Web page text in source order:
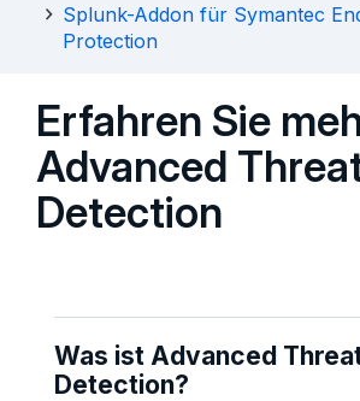
Splunk-Addon für Symantec
Protection
Erfahren Sie
Advanced
Detection
Was ist Advanced
Detection?